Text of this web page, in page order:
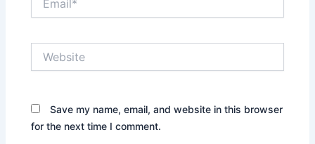
Save my name, email, and website in this browser
for the next time I comment.